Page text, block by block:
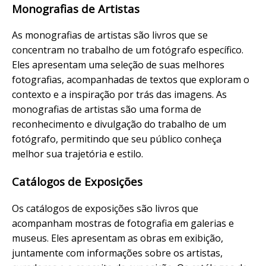
Monografias de Artistas
As monografias de artistas são livros que se
concentram no trabalho de um fotógrafo específico.
Eles apresentam uma seleção de suas melhores
fotografias, acompanhadas de textos que exploram o
contexto e a inspiração por trás das imagens. As
monografias de artistas são uma forma de
reconhecimento e divulgação do trabalho de um
fotógrafo, permitindo que seu público conheça
melhor sua trajetória e estilo.
Catálogos de Exposições
Os catálogos de exposições são livros que
acompanham mostras de fotografia em galerias e
museus. Eles apresentam as obras em exibição,
juntamente com informações sobre os artistas,